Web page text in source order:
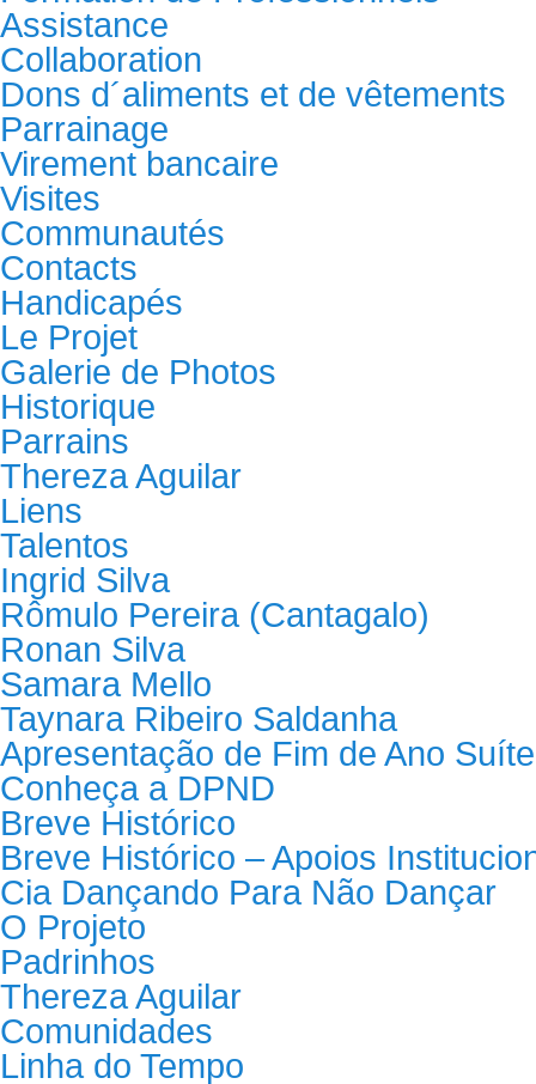
Assistance
Collaboration
Dons d´aliments et de vêtements
Parrainage
Virement bancaire
Visites
Communautés
Contacts
Handicapés
Le Projet
Galerie de Photos
Historique
Parrains
Thereza Aguilar
Liens
Talentos
Ingrid Silva
Rômulo Pereira (Cantagalo)
Ronan Silva
Samara Mello
Taynara Ribeiro Saldanha
Apresentação de Fim de Ano
Conheça a DPND
Breve Histórico
Breve Histórico – Apoios
Cia Dançando Para Não Dançar
O Projeto
Padrinhos
Thereza Aguilar
Comunidades
Linha do Tempo